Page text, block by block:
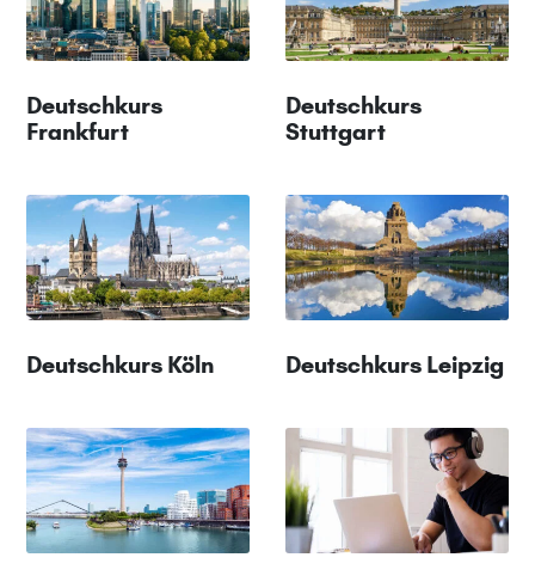
Deutschkurs
Frankfurt
Deutschkurs
Stuttgart
Deutschkurs Köln Deutschkurs Leipzig